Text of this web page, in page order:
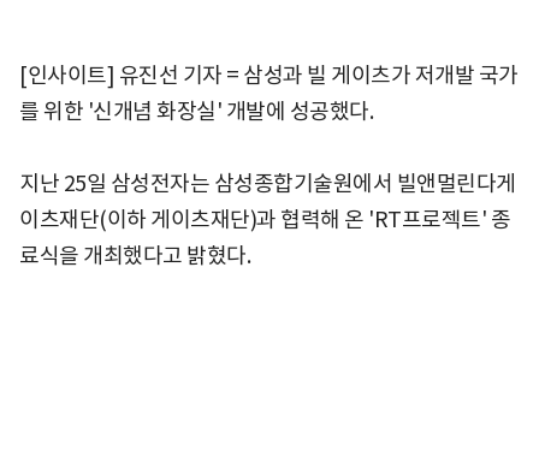
[인사이트] 유진선 기자 = 삼성과 빌 게이츠가 저개발 국가
를 위한 '신개념 화장실' 개발에 성공했다.
지난 25일 삼성전자는 삼성종합기술원에서 빌앤멀린다게
이츠재단(이하 게이츠재단)과 협력해 온 'RT프로젝트' 종
료식을 개최했다고 밝혔다.